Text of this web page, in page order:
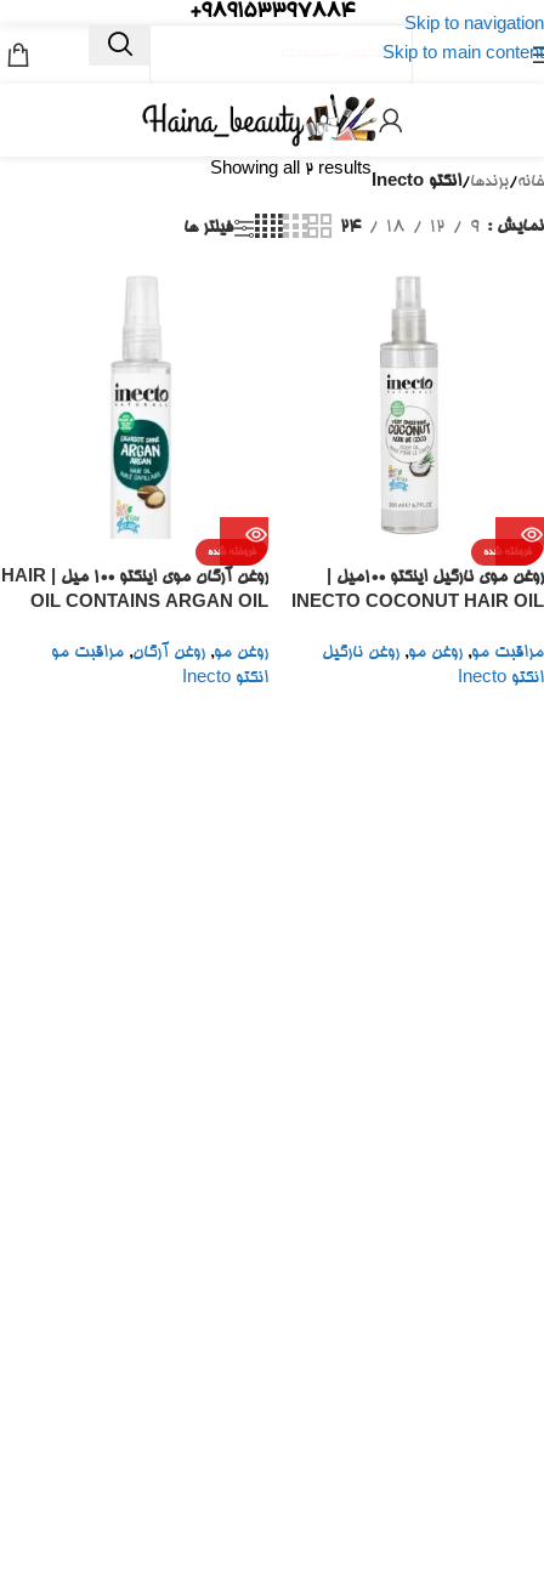
Skip to navigation
Skip to main content
989153397884+
خانه/برندها/انکتو Inecto
Showing all 2 results
نمایش 9
12
18
24 فیلتر ها
فروخته شده
روغن موی نارگیل اینکتو 100میل |
INECTO COCONUT HAIR OIL
مراقبت مو, روغن مو, روغن نارگیل
انکتو Inecto
فروخته شده
روغن آرگان موی اینکتو ۱۰۰ میل | HAIR
OIL CONTAINS ARGAN OIL
روغن مو, روغن آرگان, مراقبت مو
انکتو Inecto